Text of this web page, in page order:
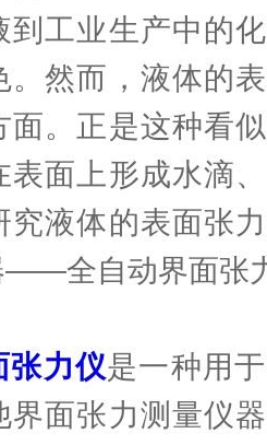
到工业生产中的
。然而，液体的
面。正是这种看
表面上形成水滴
究液体的表面张
——全自动界面张
张力仪是一种用
界面张力测量仪